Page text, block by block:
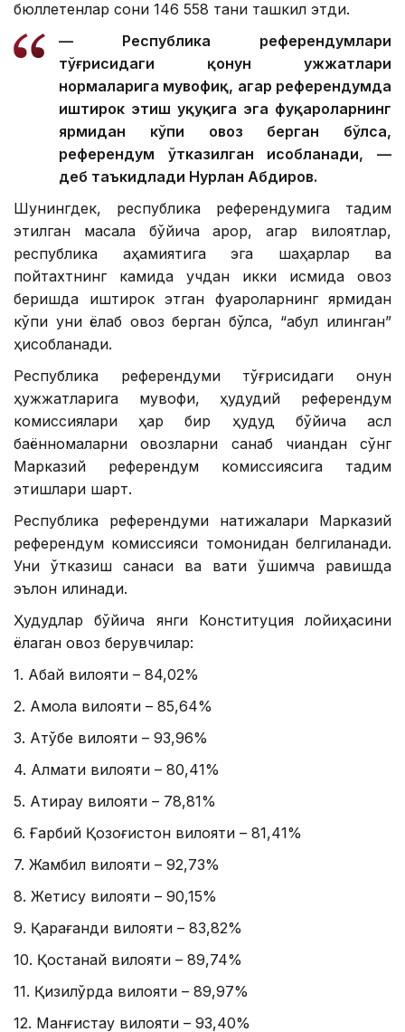
бюллетенлар сони 146 558 тани ташкил этди.
— Республика референдумлари
тўғрисидаги қонун ҳужжатлари
нормаларига мувофиқ, агар референдумда
иштирок этиш ҳуқуқига эга фуқароларнинг
ярмидан кўпи овоз берган бўлса,
референдум ўтказилган ҳисобланади, —
деб таъкидлади Нурлан Абдиров.
Шунингдек, республика референдумига тақдим
этилган масала бўйича қарор, агар вилоятлар,
республика аҳамиятига эга шаҳарлар ва
пойтахтнинг камида учдан икки қисмида овоз
беришда иштирок этган фуқароларнинг ярмидан
кўпи уни ёқлаб овоз берган бўлса, “қабул қилинган”
ҳисобланади.
Республика референдуми тўғрисидаги қонун
ҳужжатларига мувофиқ, ҳудудий референдум
комиссиялари ҳар бир ҳудуд бўйича асл
баённомаларни овозларни санаб чиққандан сўнг
Марказий референдум комиссиясига тақдим
этишлари шарт.
Республика референдуми натижалари Марказий
референдум комиссияси томонидан белгиланади.
Уни ўтказиш санаси ва вақти қўшимча равишда
эълон қилинади.
Ҳудудлар бўйича янги Конституция лойиҳасини
ёқлаган овоз берувчилар:
1. Абай вилояти – 84,02%
2. Ақмола вилояти – 85,64%
3. Ақтўбе вилояти – 93,96%
4. Алмати вилояти – 80,41%
5. Атирау вилояти – 78,81%
6. Ғарбий Қозоғистон вилояти – 81,41%
7. Жамбил вилояти – 92,73%
8. Жетису вилояти – 90,15%
9. Қарағанди вилояти – 83,82%
10. Қостанай вилояти – 89,74%
11. Қизилўрда вилояти – 89,97%
12. Манғистау вилояти – 93,40%